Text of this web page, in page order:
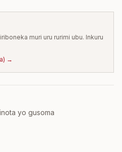
muri uru rurimi ubu. Inkuru
) →
yo gusoma